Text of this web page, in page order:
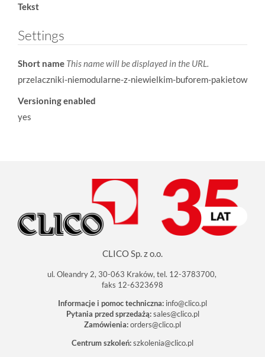
Tekst
Settings
Short name This name will be displayed in the URL.
przelaczniki-niemodularne-z-niewielkim-buforem-pakietow
Versioning enabled
yes
CLICO Sp. z o.o.
ul. Oleandry 2, 30-063 Kraków, tel. 12-3783700,
faks 12-6323698
Informacje i pomoc techniczna: info@clico.pl
Pytania przed sprzedażą: sales@clico.pl
Zamówienia:orders@clico.pl
Centrum szkoleń:szkolenia@clico.pl